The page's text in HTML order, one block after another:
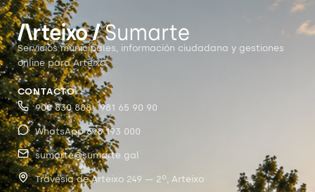
Servicios municipales, información ciudadana y gestiones
online para Arteixo.
CONTACTO
900 830 888 · 981 65 90 90
WhatsApp 698 193 000
sumarte@sumarte.gal
Travesía de Arteixo 249 — 2º, Arteixo